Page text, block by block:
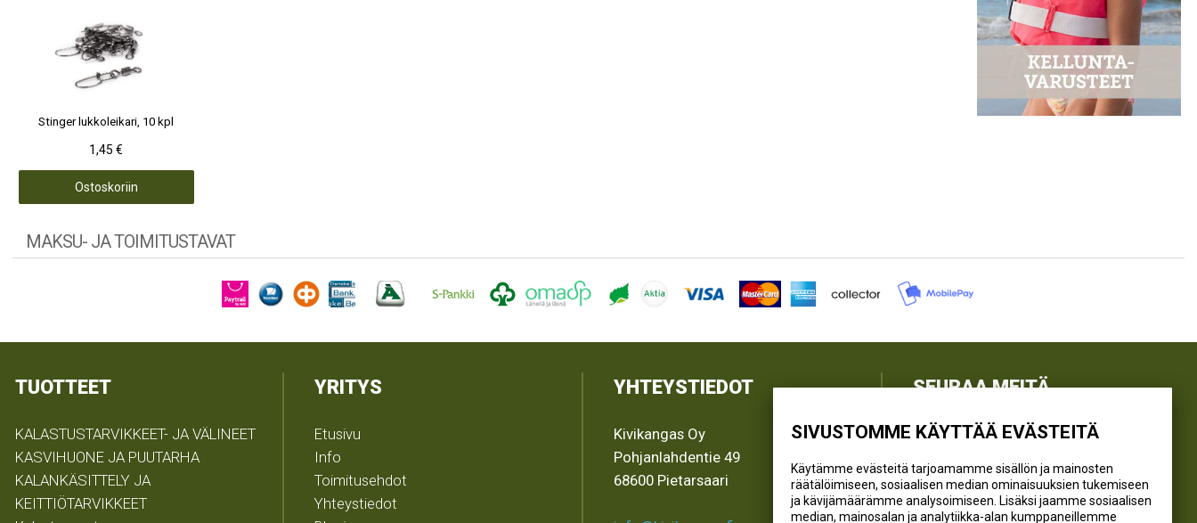
SIVUSTOMME KÄYTTÄÄ EVÄSTEITÄ
Käytämme evästeitä tarjoamamme sisällön ja mainosten
räätälöimiseen, sosiaalisen median ominaisuuksien tukemiseen
ja kävijämäärämme analysoimiseen. Lisäksi jaamme sosiaalisen
median, mainosalan ja analytiikka-alan kumppaneillemme
Stinger lukkoleikari, 10 kpl
1,45 €
Ostoskoriin
MAKSU- JA TOIMITUSTAVAT
TUOTTEET
KALASTUSTARVIKKEET- JA VÄLINEET
KASVIHUONE JA PUUTARHA
KALANKÄSITTELY JA
KEITTIÖTARVIKKEET
YRITYS
Etusivu
Info
Toimitusehdot
Yhteystiedot
YHTEYSTIEDOT
Kivikangas Oy
Pohjanlahdentie 49
68600 Pietarsaari
SEURAA MEITÄ
@kivikangaskalastus
@kivikangas_kalastus
@kivikangaskasvihuoneet